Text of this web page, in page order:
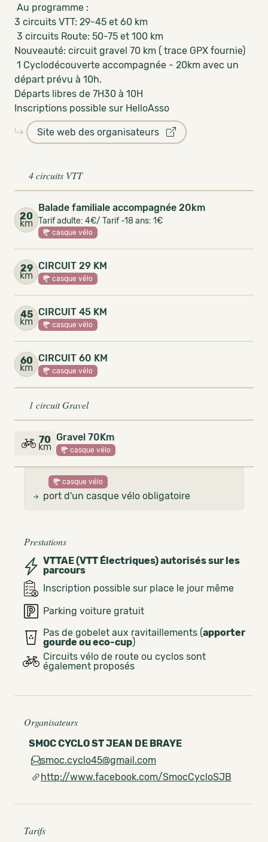
Au programme :
3 circuits VTT: 29-45 et 60 km
3 circuits Route: 50-75 et 100 km
Nouveauté: circuit gravel 70 km ( trace GPX fournie)
1 Cyclodécouverte accompagnée - 20km avec un
départ prévu à 10h.
Départs libres de 7H30 à 10H
Inscriptions possible sur HelloAsso
Site web des organisateurs
4 circuits VTT
20
km
Balade familiale accompagnée 20km
Tarif adulte: 4€/ Tarif -18 ans: 1€
casque vélo
29
km
CIRCUIT 29 KM
casque vélo
45
km
CIRCUIT 45 KM
casque vélo
60
km
CIRCUIT 60 KM
casque vélo
1 circuit Gravel
70
km
Gravel 70Km
casque vélo
casque vélo
port d'un casque vélo obligatoire
Prestations
VTTAE (VTT Électriques) autorisés sur les
parcours
Inscription possible sur place le jour même
Parking voiture gratuit
Pas de gobelet aux ravitaillements (apporter
gourde ou eco-cup)
Circuits vélo de route ou cyclos sont
également proposés
Organisateurs
SMOC CYCLO ST JEAN DE BRAYE
smoc.cyclo45@gmail.com
http://www.facebook.com/SmocCycloSJB
Tarifs